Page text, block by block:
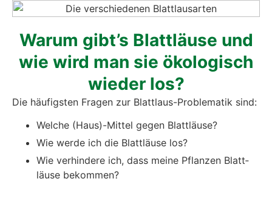
War­um gibt’s Blatt­läu­se und
wie wird man sie öko­lo­gisch
wie­der los?
Die häu­figs­ten Fra­gen zur Blatt­laus-Pro­ble­ma­tik sind:
Wel­che (Haus)-Mittel gegen Blatt­läu­se?
Wie wer­de ich die Blatt­läu­se los?
Wie ver­hin­de­re ich, dass mei­ne Pflan­zen Blatt­
läu­se bekom­men?